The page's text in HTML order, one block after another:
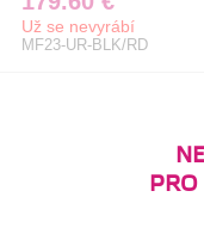
Už se nevyrábí
MF23-UR-BLK/RD
PRO